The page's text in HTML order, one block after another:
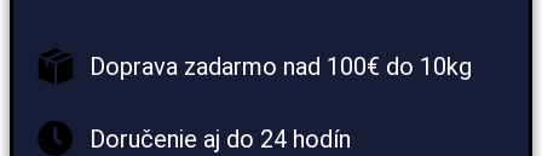
Doprava zadarmo nad 100€ do 10kg
Doručenie aj do 24 hodín